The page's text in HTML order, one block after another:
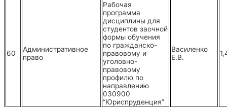
60
Административное
право
Рабочая
программа
дисциплины для
студентов заочной
формы обучения
по гражданско-
правовому и
уголовно-
правовому
профилю по
направлению
030900
“Юриспруденция”
Василенко
Е.В.